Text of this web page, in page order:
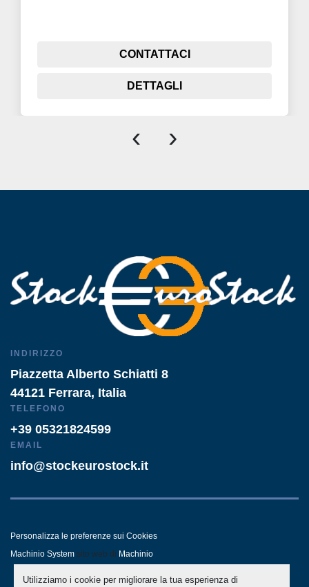
Utilizziamo i cookie per migliorare la tua esperienza di
CONTATTACI
DETTAGLI
‹ ›
INDIRIZZO
Piazzetta Alberto Schiatti 8
44121 Ferrara, Italia
TELEFONO
+39 05321824599
EMAIL
info@stockeurostock.it
Personalizza le preferenze sui Cookies
Machinio System sito web di Machinio